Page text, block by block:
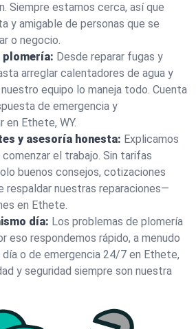
Siempre estamos cerca, así que
y amigable de personas que se
o negocio.
Desde reparar fugas y
arreglar calentadores de agua y
equipo lo maneja todo. Cuenta
de emergencia y
en Ethete, WY.
y asesoría honesta: Explicamos
el trabajo. Sin tarifas
buenos consejos, cotizaciones
respaldar nuestras reparaciones—
en Ethete.
día: Los problemas de plomería
eso respondemos rápido, a menudo
o de emergencia 24/7 en Ethete,
y seguridad siempre son nuestra